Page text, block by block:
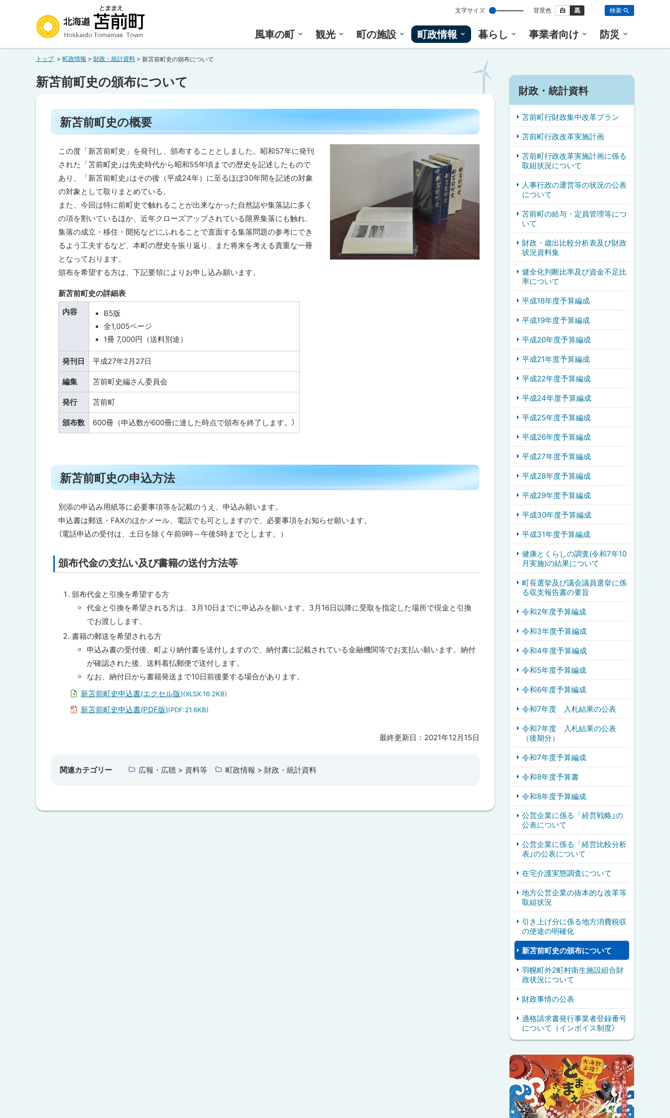
メ
北海道苫前町
Hokkaido Tomamae Town
設
定
文字サイズ 背景色 白 黒 検索
風車の町 観光 町の施設 町政情報 暮らし 事業者向け 防災
トップ 町政情報 財政・統計資料 新苫前町史の頒布について
新苫前町史の頒布について
ー
ジ
目
新
苫
前
町
史
の
概
要
新
苫
前
史
の
新苫前町史の概要
この度「新苫前町史」を発刊し、頒布することとしました。昭和57年に発刊
された「苫前町史」は先史時代から昭和55年頃までの歴史を記述したもので
あり、「新苫前町史」はその後（平成24年）に至るほぼ30年間を記述の対象
の対象として取りまとめている。
また、今回は特に前町史で触れることが出来なかった自然誌や集落誌に多く
の項を割いているほか、近年クローズアップされている限界集落にも触れ、
集落の成立・移住・開拓などにふれることで直面する集落問題の参考にでき
るよう工夫するなど、本町の歴史を振り返り、また将来を考える貴重な一冊
となっております。
頒布を希望する方は、下記要領によりお申し込み願います。
新苫前町史の詳細表
内容
B5版
全1,005ページ
1冊 7,000円（送料別途）
発刊日 平成27年2月27日
編集 苫前町史編さん委員会
発行 苫前町
頒布数 600冊（申込数が600冊に達した時点で頒布を終了します。）
ト
ッ
プ
に
戻
る
新苫前町史の申込方法
別添の申込み用紙等に必要事項等を記載のうえ、申込み願います。
申込書は郵送・FAXのほかメール、電話でも可としますので、必要事項をお知らせ願います。
（電話申込の受付は、土日を除く午前9時～午後5時までとします。）
ト
ッ
頒布代金の支払い及び書籍の送付方法等
頒布代金と引換を希望する方
代金と引換を希望される方は、3月10日までに申込みを願います。3月16日以降に受取を指定した場所で現金と引換
でお渡しします。
書籍の郵送を希望される方
申込み書の受付後、町より納付書を送付しますので、納付書に記載されている金融機関等でお支払い願います。納付
が確認された後、送料着払郵便で送付します。
なお、納付日から書籍発送まで10日前後要する場合があります。
新苫前町史申込書(エクセル版)(XLSX:16.2KB)
新苫前町史申込書(PDF版)(PDF:21.6KB)
プ
最終更新日： 2021年12月15日
関連カテゴリー 広報・広聴 > 資料等 町政情報 > 財政・統計資料
財政・統計資料
苫前町行財政集中改革プラン
苫前町行政改革実施計画
苫前町行政改革実施計画に係る
取組状況について
人事行政の運営等の状況の公表
について
苫前町の給与・定員管理等につ
いて
財政・歳出比較分析表及び財政
状況資料集
健全化判断比率及び資金不足比
率について
平成18年度予算編成
平成19年度予算編成
平成20年度予算編成
平成21年度予算編成
平成22年度予算編成
平成24年度予算編成
平成25年度予算編成
平成26年度予算編成
平成27年度予算編成
平成28年度予算編成
平成29年度予算編成
平成30年度予算編成
平成31年度予算編成
健康とくらしの調査(令和7年10
月実施)の結果について
町長選挙及び議会議員選挙に係
る収支報告書の要旨
令和2年度予算編成
令和3年度予算編成
令和4年度予算編成
令和5年度予算編成
令和6年度予算編成
令和7年度 入札結果の公表
令和7年度 入札結果の公表
（後期分）
令和7年度予算編成
令和8年度予算書
令和8年度予算編成
公営企業に係る「経営戦略」の
公表について
公営企業に係る「経営比較分析
表」の公表について
在宅介護実態調査について
地方公営企業の抜本的な改革等
取組状況
引き上げ分に係る地方消費税収
の使途の明確化
新苫前町史の頒布について
羽幌町外2町村衛生施設組合財
政状況について
財政事情の公表
適格請求書発行事業者登録番号
について（インボイス制度）
サ
イ
ド
ピ
ッ
ク
ア
戻